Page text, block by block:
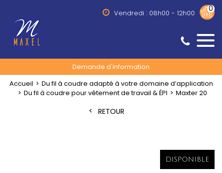
Vendredi : 08h00 - 12h00 0
Demande d'information
Accueil
Du fil à coudre adapté à votre domaine d’application
Du fil à coudre pour vêtement de travail & ÉPI
Maxter 20
RETOUR
DISPONIBLE